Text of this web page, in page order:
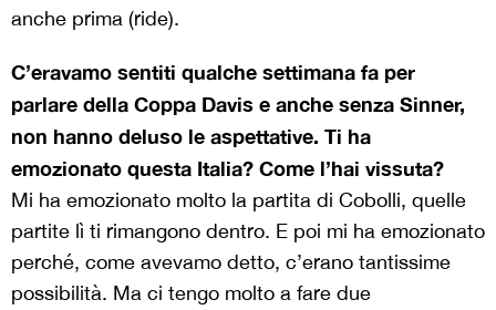
anche prima (ride).
C’eravamo sentiti qualche settimana fa per
parlare della Coppa Davis e anche senza Sinner,
non hanno deluso le aspettative. Ti ha
emozionato questa Italia? Come l’hai vissuta?
Mi ha emozionato molto la partita di Cobolli, quelle
partite lì ti rimangono dentro. E poi mi ha emozionato
perché, come avevamo detto, c’erano tantissime
possibilità. Ma ci tengo molto a fare due